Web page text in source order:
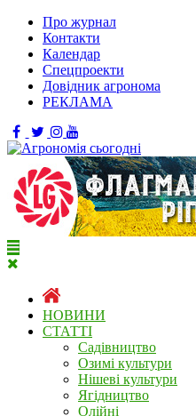
Про журнал
Контакти
Календар
Спецпроекти
Довідник агронома
РЕКЛАМА
НОВИНИ
СТАТТІ
Садівництво
Озимі культури
Нішеві культури
Ягідництво
Олійні